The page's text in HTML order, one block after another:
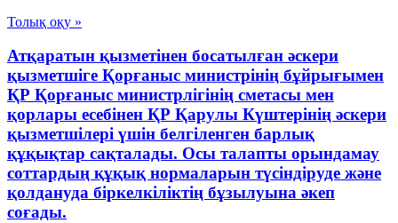
Толық оқу »
Атқаратын қызметінен босатылған әскери
қызметшіге Қорғаныс министрінің бұйрығымен
ҚР Қорғаныс министрлігінің сметасы мен
қорлары есебінен ҚР Қарулы Күштерінің әскери
қызметшілері үшін белгіленген барлық
құқықтар сақталады. Осы талапты орындамау
соттардың құқық нормаларын түсіндіруде және
қолдануда біркелкіліктің бұзылуына әкеп
соғады.